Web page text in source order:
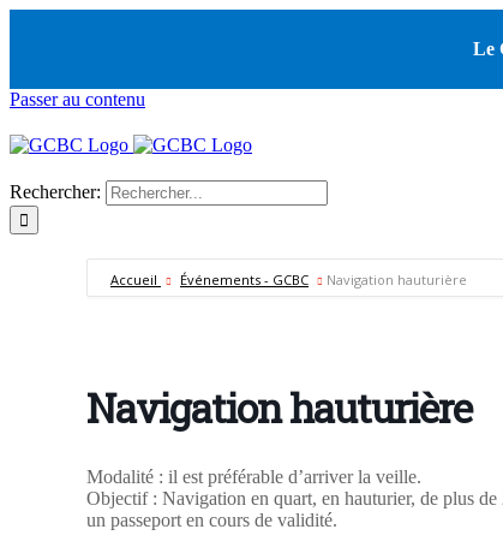
Le
Passer au contenu
Rechercher:
Accueil Événements - GCBC Navigation hauturière
Navigation hauturière
Modalité : il est préférable d’arriver la veille.
Objectif : Navigation en quart, en hauturier, de plus
un passeport en cours de validité.